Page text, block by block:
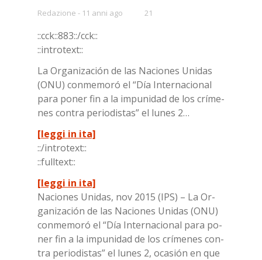
Redazione 11 anni ago
•
21
::cck::883::/​cck::
::in­tro­text::
La Or­ga­ni­za­ción de las Na­cio­nes Uni­das
(ONU) con­me­mo­ró el “Día In­ter­na­cio­nal
para po­ner fin a la im­pu­ni­dad de los crí­me­
nes con­tra pe­rio­di­stas” el lu­nes 2…
[leggi in ita]
::/in­tro­text::
::full­text::
[leggi in ita]
Na­cio­nes Uni­das, nov 2015 (IPS) – La Or­
ga­ni­za­ción de las Na­cio­nes Uni­das (ONU)
con­me­mo­ró el “Día In­ter­na­cio­nal para po­
ner fin a la im­pu­ni­dad de los crí­me­nes con­
tra pe­rio­di­stas” el lu­nes 2, oca­sión en que